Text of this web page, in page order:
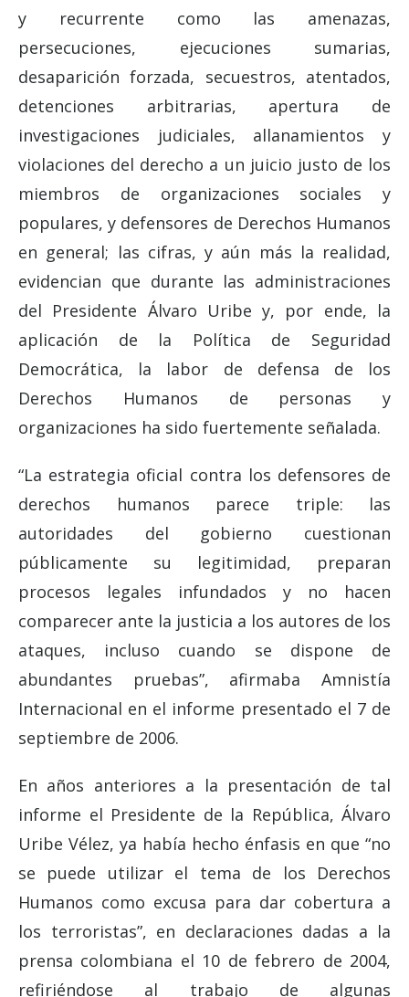
y recurrente como las amenazas,
persecuciones, ejecuciones sumarias,
desaparición forzada, secuestros, atentados,
detenciones arbitrarias, apertura de
investigaciones judiciales, allanamientos y
violaciones del derecho a un juicio justo de los
miembros de organizaciones sociales y
populares, y defensores de Derechos Humanos
en general; las cifras, y aún más la realidad,
evidencian que durante las administraciones
del Presidente Álvaro Uribe y, por ende, la
aplicación de la Política de Seguridad
Democrática, la labor de defensa de los
Derechos Humanos de personas y
organizaciones ha sido fuertemente señalada.
“La estrategia oficial contra los defensores de
derechos humanos parece triple: las
autoridades del gobierno cuestionan
públicamente su legitimidad, preparan
procesos legales infundados y no hacen
comparecer ante la justicia a los autores de los
ataques, incluso cuando se dispone de
abundantes pruebas”, afirmaba Amnistía
Internacional en el informe presentado el 7 de
septiembre de 2006.
En años anteriores a la presentación de tal
informe el Presidente de la República, Álvaro
Uribe Vélez, ya había hecho énfasis en que “no
se puede utilizar el tema de los Derechos
Humanos como excusa para dar cobertura a
los terroristas”, en declaraciones dadas a la
prensa colombiana el 10 de febrero de 2004,
refiriéndose al trabajo de algunas